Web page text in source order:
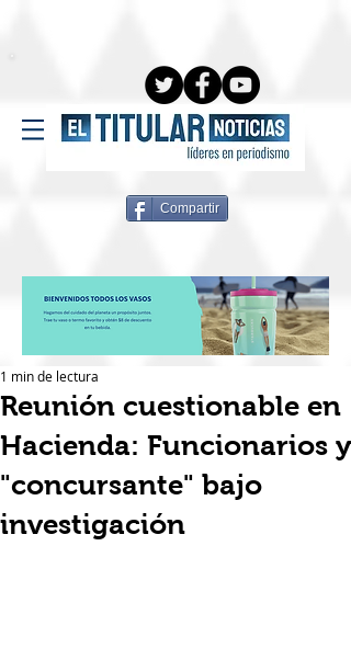
Compartir
Reunión cuestionable en
Hacienda: Funcionarios y
"concursante" bajo
investigación
1 min de lectura